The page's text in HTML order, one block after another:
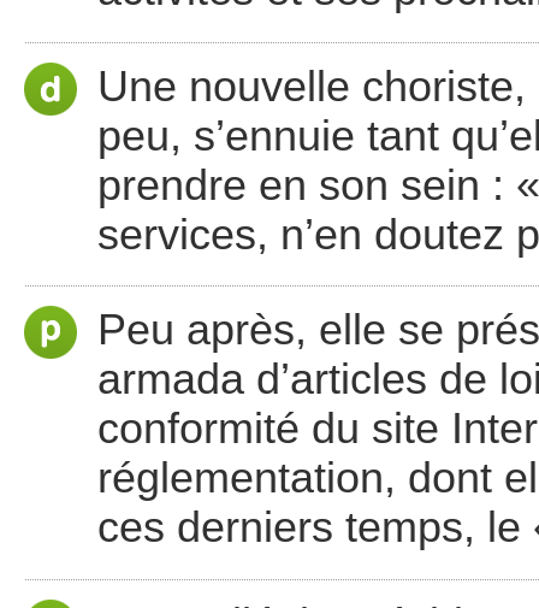
Une nouvelle
peu, s’ennuie tant
prendre en son sein :
services, n’en doutez
Peu après, elle se
armada d’articles de
conformité du site
réglementation, dont
ces derniers temps, le